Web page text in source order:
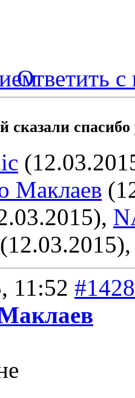
Ответить с
сказали
Маклаев
11:52 #1428